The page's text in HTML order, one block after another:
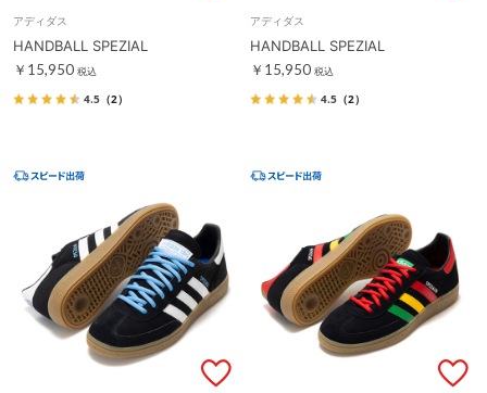
アディダス
HANDBALL SPEZIAL
￥15,950 税込
4.5 （2）
アディダス
HANDBALL SPEZIAL
￥15,950 税込
4.5 （2）